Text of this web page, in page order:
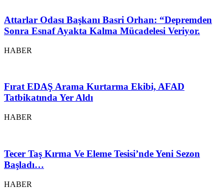
Attarlar Odası Başkanı Basri Orhan: “Depremden
Sonra Esnaf Ayakta Kalma Mücadelesi Veriyor.
HABER
Fırat EDAŞ Arama Kurtarma Ekibi, AFAD
Tatbikatında Yer Aldı
HABER
Tecer Taş Kırma Ve Eleme Tesisi’nde Yeni Sezon
Başladı…
HABER